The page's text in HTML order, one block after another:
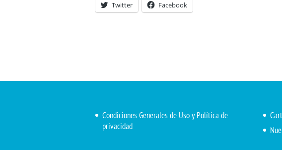
Twitter Facebook
Condiciones Generales de Uso y Política de
privacidad